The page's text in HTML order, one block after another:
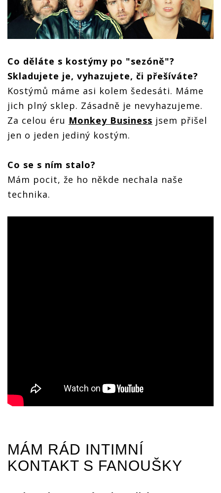
Co děláte s kostýmy po "sezóně"?
Skladujete je, vyhazujete, či přešíváte?
Kostýmů máme asi kolem šedesáti. Máme
jich plný sklep. Zásadně je nevyhazujeme.
Za celou éru Monkey Business jsem přišel
jen o jeden jediný kostým.
Co se s ním stalo?
Mám pocit, že ho někde nechala naše
technika.
MÁM RÁD INTIMNÍ
KONTAKT S FANOUŠKY